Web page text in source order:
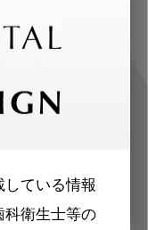
ている情報
科衛生士等の
医師、歯
わせた内
します。